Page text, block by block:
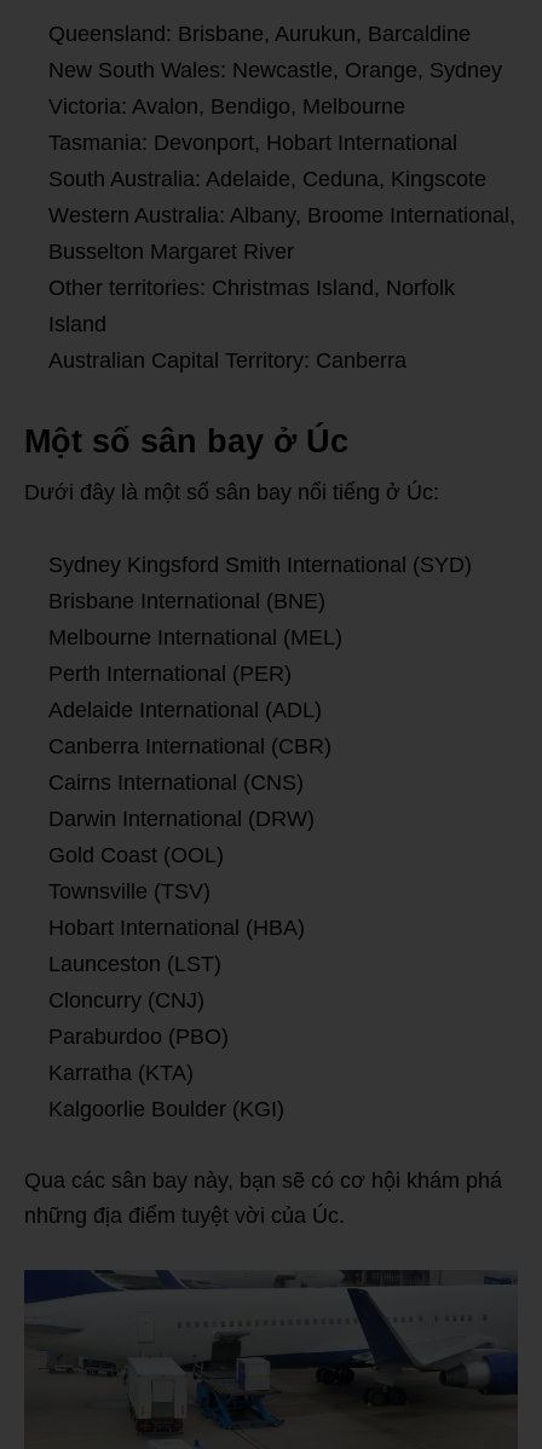
Queensland: Brisbane, Aurukun, Barcaldine
New South Wales: Newcastle, Orange, Sydney
Victoria: Avalon, Bendigo, Melbourne
Tasmania: Devonport, Hobart International
South Australia: Adelaide, Ceduna, Kingscote
Western Australia: Albany, Broome International,
Busselton Margaret River
Other territories: Christmas Island, Norfolk
Island
Australian Capital Territory: Canberra
Một số sân bay ở Úc
Dưới đây là một số sân bay nổi tiếng ở Úc:
Sydney Kingsford Smith International (SYD)
Brisbane International (BNE)
Melbourne International (MEL)
Perth International (PER)
Adelaide International (ADL)
Canberra International (CBR)
Cairns International (CNS)
Darwin International (DRW)
Gold Coast (OOL)
Townsville (TSV)
Hobart International (HBA)
Launceston (LST)
Cloncurry (CNJ)
Paraburdoo (PBO)
Karratha (KTA)
Kalgoorlie Boulder (KGI)
Qua các sân bay này, bạn sẽ có cơ hội khám phá
những địa điểm tuyệt vời của Úc.